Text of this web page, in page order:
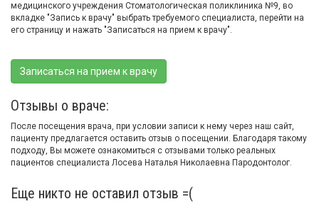
медицинского учреждения Стоматологическая поликлиника №9, во
вкладке "Запись к врачу" выбрать требуемого специалиста, перейти на
его страницу и нажать "Записаться на прием к врачу".
Записаться на прием к врачу
Отзывы о враче:
После посещения врача, при условии записи к нему через наш сайт,
пациенту предлагается оставить отзыв о посещении. Благодаря такому
подходу, Вы можете ознакомиться с отзывами только реальных
пациентов специалиста Лосева Наталья Николаевна Пародонтолог.
Еще никто не оставил отзыв =(